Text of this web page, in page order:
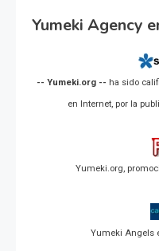
Yumeki Agency
-- Yumeki.org -- ha sido
en Internet, por la
Yumeki.org,
Yumeki Angels